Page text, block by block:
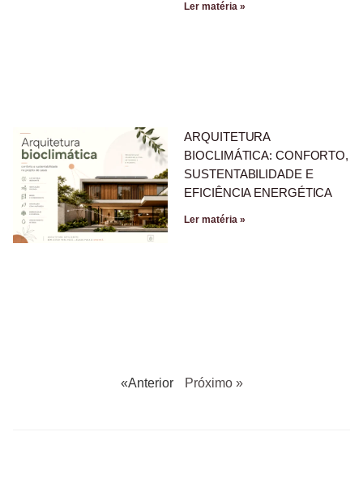
Ler matéria »
ARQUITETURA
BIOCLIMÁTICA: CONFORTO,
SUSTENTABILIDADE E
EFICIÊNCIA ENERGÉTICA
Ler matéria »
«Anterior Próximo »